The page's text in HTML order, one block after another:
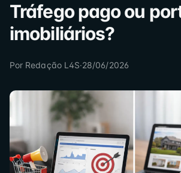
Tráfego pago ou
imobiliários?
Por Redação L4S·28/06/2026